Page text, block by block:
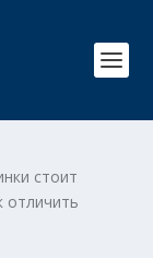
стоит
отличить